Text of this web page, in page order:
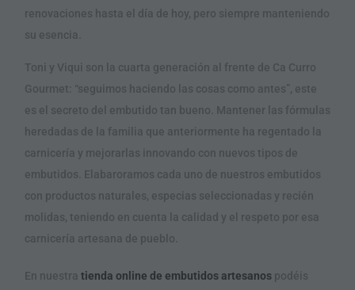
renovaciones hasta el día de hoy, pero siempre manteniendo
su esencia.
Toni y Viqui son la cuarta generación al frente de Ca Curro
Gourmet: “seguimos haciendo las cosas como antes”, este
es el secreto del embutido tan bueno. Mantener las fórmulas
heredadas de la familia que anteriormente ha regentado la
carnicería y mejorarlas innovando con nuevos tipos de
embutidos. Elabaroramos cada uno de nuestros embutidos
con productos naturales, especias seleccionadas y recién
molidas, teniendo en cuenta la calidad y el respeto por esa
carnicería artesana de pueblo.
En nuestra tienda online de embutidos artesanos podéis